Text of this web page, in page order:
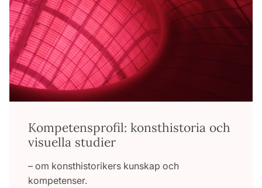
Kompetensprofil: konsthistoria och
visuella studier
– om konsthistorikers kunskap och
kompetenser.